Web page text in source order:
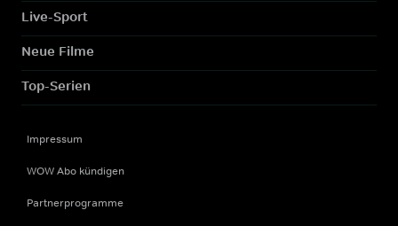
Live-Sport
Neue Filme
Top-Serien
Impressum
WOW Abo kündigen
Partnerprogramme